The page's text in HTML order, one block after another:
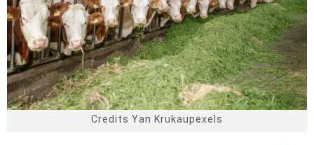
Credits Yan Krukaupexels